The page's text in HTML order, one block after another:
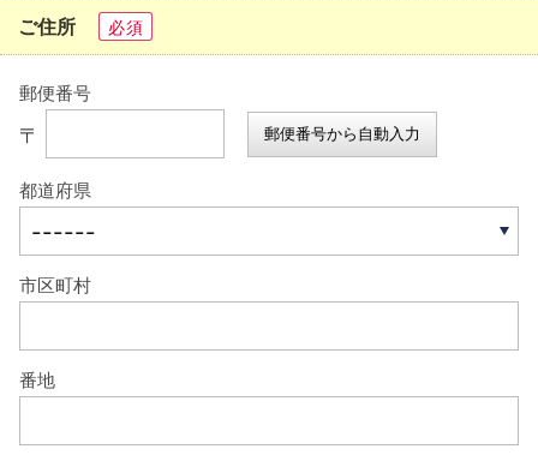
ご住所 必須
郵便番号
〒 郵便番号から自動入力
都道府県
市区町村
番地